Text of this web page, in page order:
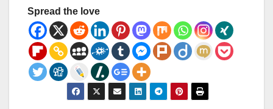
Spread the love